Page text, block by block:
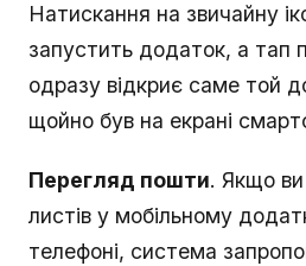
Натискання на звичайну
запустить додаток, а тап
одразу відкриє саме той
щойно був на екрані
Перегляд пошти. Якщо ви
листів у мобільному
телефоні, система